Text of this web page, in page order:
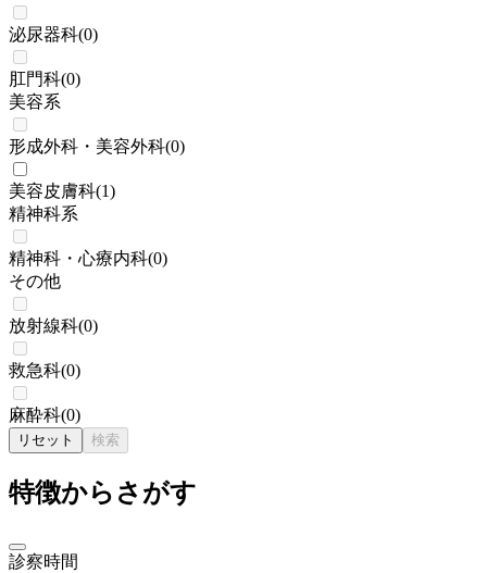
泌尿器科(0)
肛門科(0)
美容系
形成外科・美容外科(0)
美容皮膚科(1)
精神科系
精神科・心療内科(0)
その他
放射線科(0)
救急科(0)
麻酔科(0)
リセット 検索
特徴からさがす
診察時間